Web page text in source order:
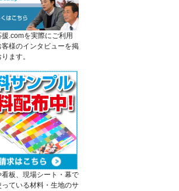
.comを実際にご利用
客様のインタビューを掲
ます。
看板、現場シート・幕で
っている材料・生地のサ